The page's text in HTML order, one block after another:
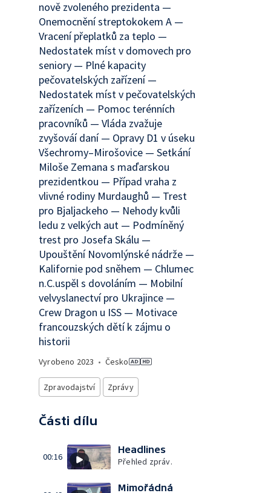
nově zvoleného prezidenta —
Onemocnění streptokokem A —
Vracení přeplatků za teplo —
Nedostatek míst v domovech pro
seniory — Plné kapacity
pečovatelských zařízení —
Nedostatek míst v pečovatelských
zařízeních — Pomoc terénních
pracovníků — Vláda zvažuje
zvyšováí daní — Opravy D1 v úseku
Všechromy–Mirošovice — Setkání
Miloše Zemana s maďarskou
prezidentkou — Případ vraha z
vlivné rodiny Murdaughů — Trest
pro Bjaljackeho — Nehody kvůli
ledu z velkých aut — Podmíněný
trest pro Josefa Skálu —
Upouštění Novomlýnské nádrže —
Kalifornie pod sněhem — Chlumec
n.C.uspěl s dovoláním — Mobilní
velvyslanectví pro Ukrajince —
Crew Dragon u ISS — Motivace
francouzských dětí k zájmu o
historii
Vyrobeno 2023 • Česko
Zpravodajství Zprávy
Části dílu
00:16
Headlines
Přehled zpráv.
Mimořádná